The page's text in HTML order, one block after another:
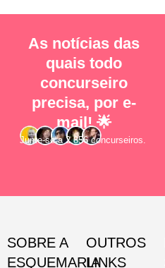
As notícias das
quais todo
concurseiro
precisa, por e-
mail! 🌟
Junte-se a 2.856 concurseiros.
SOBRE A
ESQUEMARIA
OUTROS
LINKS